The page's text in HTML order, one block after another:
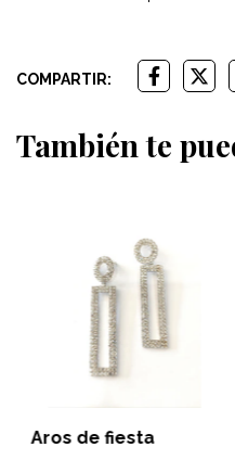
COMPARTIR:
También te
Aros de fiesta